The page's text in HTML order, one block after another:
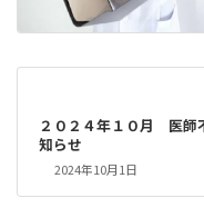
２０２４年１０月 医師
知らせ
2024年10月1日